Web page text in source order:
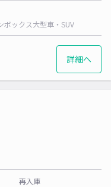
ボックス大型車・SUV
詳細へ
再入庫